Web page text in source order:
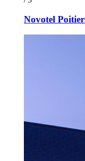
Novotel